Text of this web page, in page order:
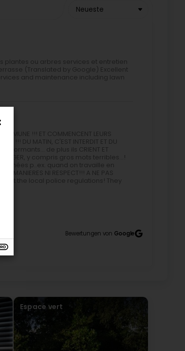
Neueste
plantes ou arbres services et entretien
(Translated by Google) Excellent
and maintenance including lawn
!!! ET COMMENCENT LEURS
!!! DU MATIN, C'EST INTERDIT ET DU
dormants... de plus ils CRIENT ET
VERGER, y compris gros mots terribles...!
fermées p..ex. quand on travaille en
NI RESPECT!!! A NE PAS
the local police regulations! They
working from home in your own
Not recommended!
(Translated by Google) I am very
competent, which makes
Bewertungen von Google
Espace vert